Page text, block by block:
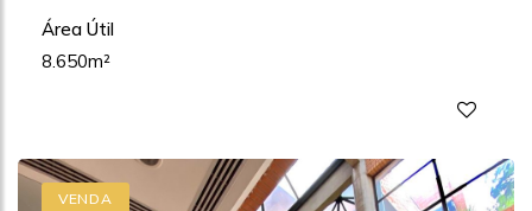
Área Útil
8.650m²
VENDA